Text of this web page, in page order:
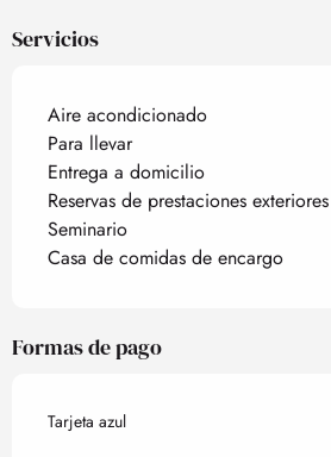
Servicios
Aire acondicionado
Para llevar
Entrega a domicilio
Reservas de prestaciones exteriores
Seminario
Casa de comidas de encargo
Formas de pago
Tarjeta azul